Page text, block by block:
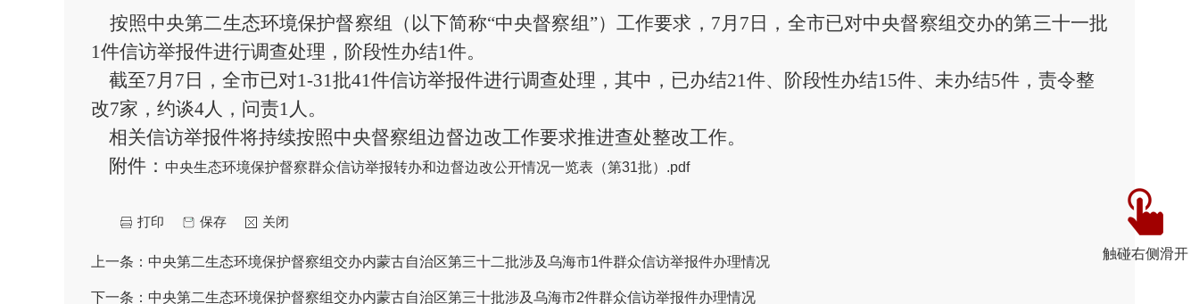
触碰右侧滑开
按照中央第二生态环境保护督察组（以下简称“中央督察组”）工作要求， 7月 7 日，全市已对中央督察组交办的第三十一批
1件信访举报件进行调查处理， 阶段性办结1件。
截至7月 7 日，全市已对1-31批41件信访举报件进行调查处理，其中，已办结21件、阶段性办结15件、未办结5件 ，责令整
改7家 ，约谈4人，问责1人 。
相关信访举报件将持续按照中央督察组边督边改工作要求推进查处整改工作。
附件： 中央生态环境保护督察群众信访举报转办和边督边改公开情况一览表（第31批）.pdf
关闭
保存
打印
上一条： 中央第二生态环境保护督察组交办内蒙古自治区第三十二批涉及乌海市1件群众信访举报件办理情况
下一条： 中央第二生态环境保护督察组交办内蒙古自治区第三十批涉及乌海市2件群众信访举报件办理情况